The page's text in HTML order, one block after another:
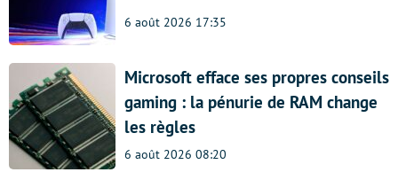
6 août 2026 17:35
Microsoft efface ses propres conseils
gaming : la pénurie de RAM change
les règles
6 août 2026 08:20